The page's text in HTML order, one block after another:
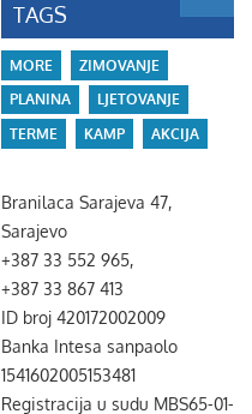
TAGS
MORE
ZIMOVANJE
PLANINA
LJETOVANJE
TERME
KAMP AKCIJA
Branilaca Sarajeva 47,
Sarajevo
+387 33 552 965,
+387 33 867 413
ID broj 420172002009
Banka Intesa sanpaolo
1541602005153481
Registracija u sudu MBS65-01-